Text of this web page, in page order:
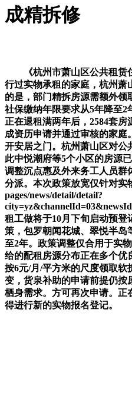
成精拆修
《杭州市萧山区公共租赁
行过实物承租的家庭，杭州萧
的是，部门精拆房源需额外领
社保缴纳年限要求从5年降至
正在退租满两年后，2584套
成资历申请并通过审核的家
开安居之门。杭州萧山区对公
此中悦潮府等5个小区的房源
调整沉点惠及外来务工人员群
分派。本次政策放宽仅针对实
pages/news/detail/detail?
租工做将于10月下旬启动预
策，包罗朝闻花城、翠悦半岛
至2年。政策调整仅合用于实
给的配租房源分布正在多个优
按6元/月/平方米的尺度领取
变，货泉补助的申请前提仍按
栖身需求。方可再次申请。正
得进行新的实物报名登记。